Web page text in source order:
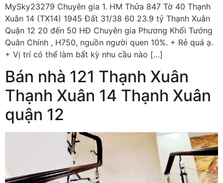
MySky23279 Chuyên gia 1. HM Thửa 847 Tờ 40 Thạnh
Xuân 14 (TX14) 1945 Đất 31/38 60 23.9 tỷ Thạnh Xuân
Quận 12 20 đến 50 HĐ Chuyên gia Phương Khối Tướng
Quân Chính , H750, nguồn người quen 10%. + Rẻ quá ạ.
+ Vị trí có thể làm bất kỳ nhu cầu nào […]
Bán nhà 121 Thạnh Xuân
Thạnh Xuân 14 Thạnh Xuân
quận 12